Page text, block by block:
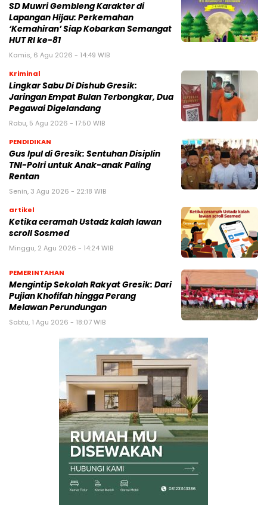
SD Muwri Gembleng Karakter di
Lapangan Hijau: Perkemahan
‘Kemahiran’ Siap Kobarkan Semangat
HUT RI ke-81
Kamis, 6 Agu 2026 - 14:49 WIB
Kriminal
Lingkar Sabu Di Dishub Gresik:
Jaringan Empat Bulan Terbongkar, Dua
Pegawai Digelandang
Rabu, 5 Agu 2026 - 17:50 WIB
PENDIDIKAN
Gus Ipul di Gresik: Sentuhan Disiplin
TNI-Polri untuk Anak-anak Paling
Rentan
Senin, 3 Agu 2026 - 22:18 WIB
artikel
Ketika ceramah Ustadz kalah lawan
scroll Sosmed
Minggu, 2 Agu 2026 - 14:24 WIB
PEMERINTAHAN
Mengintip Sekolah Rakyat Gresik: Dari
Pujian Khofifah hingga Perang
Melawan Perundungan
Sabtu, 1 Agu 2026 - 18:07 WIB